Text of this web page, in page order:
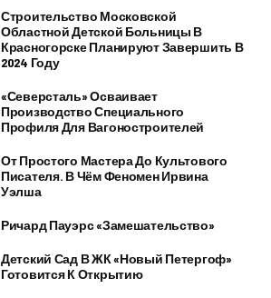
Строительство Московской
Областной Детской Больницы В
Красногорске Планируют Завершить В
2024 Году
«Северсталь» Осваивает
Производство Специального
Профиля Для Вагоностроителей
От Простого Мастера До Культового
Писателя. В Чём Феномен Ирвина
Уэлша
Ричард Пауэрс «Замешательство»
Детский Сад В ЖК «Новый Петергоф»
Готовится К Открытию